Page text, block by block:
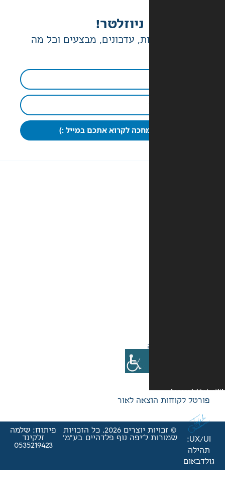
עדכונים, מבצעים וכל מה
לקרוא אתכם במייל :)
לאור
© זכויות יוצרים 2026. כל הזכויות
נוף פלדהיים בע"מ'
פיתוח: שלמה
זלקינד